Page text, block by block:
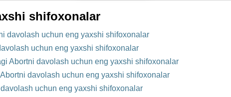
shifoxonalar
davolash uchun eng yaxshi shifoxonalar
uchun eng yaxshi shifoxonalar
Abortni davolash uchun eng yaxshi shifoxonalar
davolash uchun eng yaxshi shifoxonalar
uchun eng yaxshi shifoxonalar